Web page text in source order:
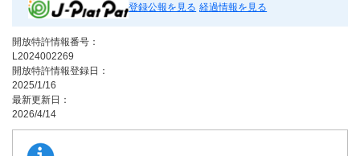
登録公報を見る 経過情報を見る
開放特許情報番号：
L2024002269
開放特許情報登録日：
2025/1/16
最新更新日：
2026/4/14